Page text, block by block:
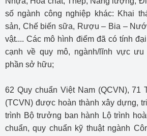
số ngành công nghiệp khác: Khai
sản, Chế biến sữa, Rượu – Bia –
vật.... Các mô hình điểm đã có tính
cạnh về quy mô, ngành/lĩnh vực ưu
phần sở hữu;
62 Quy chuẩn Việt Nam (QCVN), 71
(TCVN) được hoàn thành xây dựng,
trình Bộ trưởng ban hành Lộ trình
chuẩn, quy chuẩn kỹ thuật ngành